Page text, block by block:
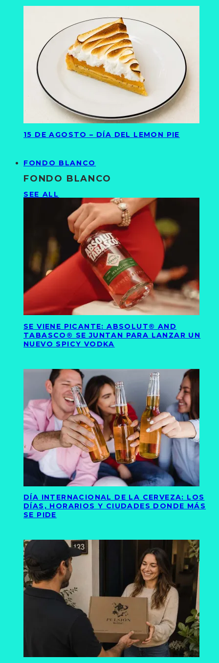
15 DE AGOSTO – DÍA DEL LEMON PIE
FONDO BLANCO
FONDO BLANCO
SEE ALL
SE VIENE PICANTE: ABSOLUT® AND
TABASCO® SE JUNTAN PARA LANZAR UN
NUEVO SPICY VODKA
DÍA INTERNACIONAL DE LA CERVEZA: LOS
DÍAS, HORARIOS Y CIUDADES DONDE MÁS
SE PIDE